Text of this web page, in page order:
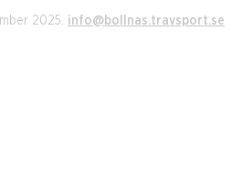
2025. info@bollnas.travsport.se